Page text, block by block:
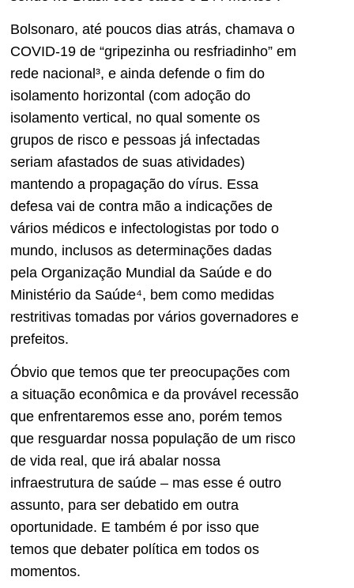
Bolsonaro, até poucos dias atrás, chamava o
COVID-19 de “gripezinha ou resfriadinho” em
rede nacional³, e ainda defende o fim do
isolamento horizontal (com adoção do
isolamento vertical, no qual somente os
grupos de risco e pessoas já infectadas
seriam afastados de suas atividades)
mantendo a propagação do vírus. Essa
defesa vai de contra mão a indicações de
vários médicos e infectologistas por todo o
mundo, inclusos as determinações dadas
pela Organização Mundial da Saúde e do
Ministério da Saúde⁴, bem como medidas
restritivas tomadas por vários governadores e
prefeitos.
Óbvio que temos que ter preocupações com
a situação econômica e da provável recessão
que enfrentaremos esse ano, porém temos
que resguardar nossa população de um risco
de vida real, que irá abalar nossa
infraestrutura de saúde – mas esse é outro
assunto, para ser debatido em outra
oportunidade. E também é por isso que
temos que debater política em todos os
momentos.